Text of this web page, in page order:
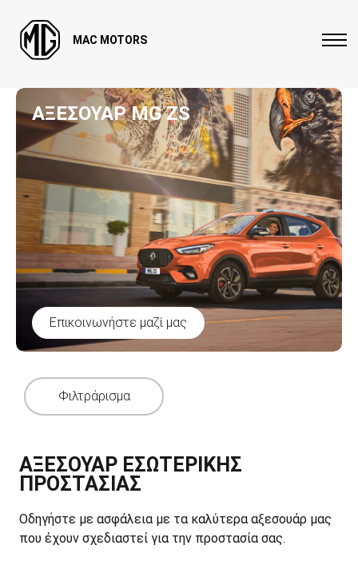
MAC MOTORS
ΑΞΕΣΟΥΑΡ MG ZS
Επικοινωνήστε μαζί μας
ΑΞΕΣΟΥΑΡ ΕΣΩΤΕΡΙΚΗΣ
ΠΡΟΣΤΑΣΙΑΣ
Οδηγήστε με ασφάλεια με τα καλύτερα αξεσουάρ μας
που έχουν σχεδιαστεί για την προστασία σας.
Φιλτράρισμα